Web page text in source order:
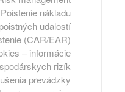
Poistenie nákladu
udalostí
(CAR/EAR)
– informácie
rizík
prevádzky